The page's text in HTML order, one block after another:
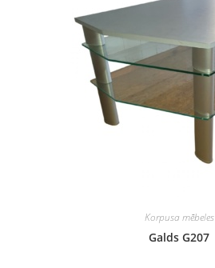
Korpusa mēbeles
Galds G207